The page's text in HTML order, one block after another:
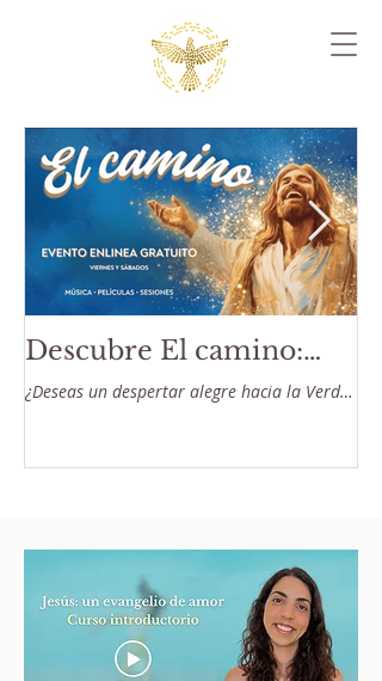
Descubre El camino:
Evento enlinea gratuito
¿Deseas un despertar alegre hacia la Verdad